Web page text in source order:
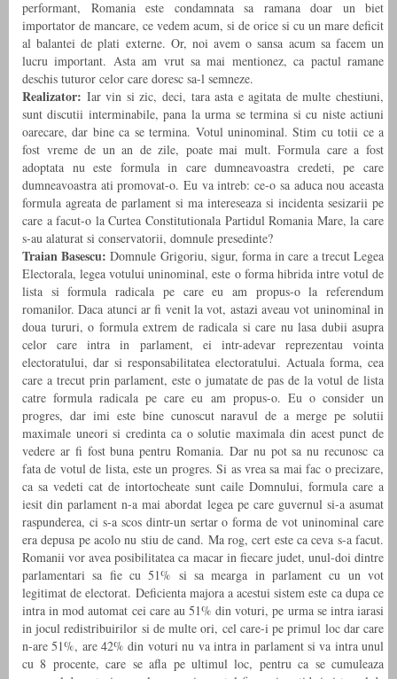
performant, Romania este condamnata sa ramana doar un biet
importator de mancare, ce vedem acum, si de orice si cu un mare deficit
al balantei de plati externe. Or, noi avem o sansa acum sa facem un
lucru important. Asta am vrut sa mai mentionez, ca pactul ramane
deschis tuturor celor care doresc sa-l semneze.
Realizator: Iar vin si zic, deci, tara asta e agitata de multe chestiuni,
sunt discutii interminabile, pana la urma se termina si cu niste actiuni
oarecare, dar bine ca se termina. Votul uninominal. Stim cu totii ce a
fost vreme de un an de zile, poate mai mult. Formula care a fost
adoptata nu este formula in care dumneavoastra credeti, pe care
dumneavoastra ati promovat-o. Eu va intreb: ce-o sa aduca nou aceasta
formula agreata de parlament si ma intereseaza si incidenta sesizarii pe
care a facut-o la Curtea Constitutionala Partidul Romania Mare, la care
s-au alaturat si conservatorii, domnule presedinte?
Traian Basescu: Domnule Grigoriu, sigur, forma in care a trecut Legea
Electorala, legea votului uninominal, este o forma hibrida intre votul de
lista si formula radicala pe care eu am propus-o la referendum
romanilor. Daca atunci ar fi venit la vot, astazi aveau vot uninominal in
doua tururi, o formula extrem de radicala si care nu lasa dubii asupra
celor care intra in parlament, ei intr-adevar reprezentau vointa
electoratului, dar si responsabilitatea electoratului. Actuala forma, cea
care a trecut prin parlament, este o jumatate de pas de la votul de lista
catre formula radicala pe care eu am propus-o. Eu o consider un
progres, dar imi este bine cunoscut naravul de a merge pe solutii
maximale uneori si credinta ca o solutie maximala din acest punct de
vedere ar fi fost buna pentru Romania. Dar nu pot sa nu recunosc ca
fata de votul de lista, este un progres. Si as vrea sa mai fac o precizare,
ca sa vedeti cat de intortocheate sunt caile Domnului, formula care a
iesit din parlament n-a mai abordat legea pe care guvernul si-a asumat
raspunderea, ci s-a scos dintr-un sertar o forma de vot uninominal care
era depusa pe acolo nu stiu de cand. Ma rog, cert este ca ceva s-a facut.
Romanii vor avea posibilitatea ca macar in fiecare judet, unul-doi dintre
parlamentari sa fie cu 51% si sa mearga in parlament cu un vot
legitimat de electorat. Deficienta majora a acestui sistem este ca dupa ce
intra in mod automat cei care au 51% din voturi, pe urma se intra iarasi
in jocul redistribuirilor si de multe ori, cel care-i pe primul loc dar care
n-are 51%, are 42% din voturi nu va intra in parlament si va intra unul
cu 8 procente, care se afla pe ultimul loc, pentru ca se cumuleaza